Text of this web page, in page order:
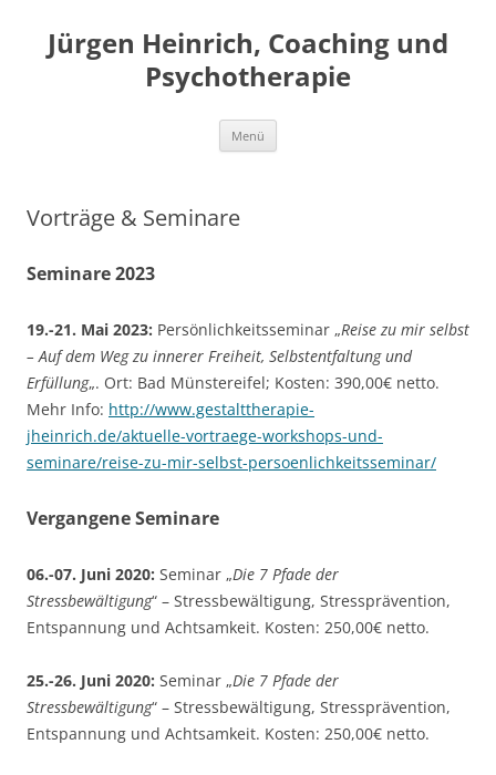
Jürgen Heinrich, Coaching und
Psychotherapie
Menü
Vorträge & Seminare
Seminare 2023
19.-21. Mai 2023: Persönlichkeitsseminar „Reise zu mir selbst
– Auf dem Weg zu innerer Freiheit, Selbstentfaltung und
Erfüllung„. Ort: Bad Münstereifel; Kosten: 390,00€ netto.
Mehr Info: http://www.gestalttherapie-
jheinrich.de/aktuelle-vortraege-workshops-und-
seminare/reise-zu-mir-selbst-persoenlichkeitsseminar/
Vergangene Seminare
06.-07. Juni 2020: Seminar „Die 7 Pfade der
Stressbewältigung“ – Stressbewältigung, Stressprävention,
Entspannung und Achtsamkeit. Kosten: 250,00€ netto.
25.-26. Juni 2020: Seminar „Die 7 Pfade der
Stressbewältigung“ – Stressbewältigung, Stressprävention,
Entspannung und Achtsamkeit. Kosten: 250,00€ netto.